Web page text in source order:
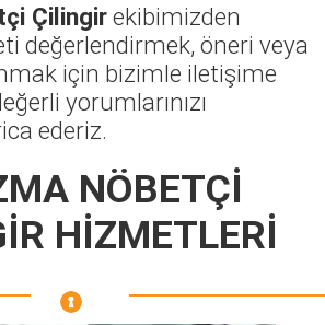
Çilingirekibimizden
değerlendirmek, öneri veya
için bizimle iletişime
yorumlarınızı
ederiz.
NÖBETÇİ
HİZMETLERİ